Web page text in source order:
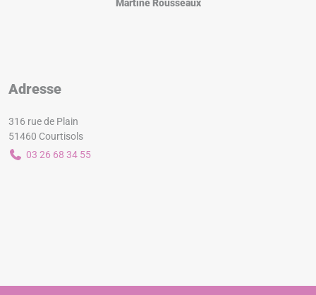
Martine Rousseaux
Adresse
316 rue de Plain
51460 Courtisols
03 26 68 34 55